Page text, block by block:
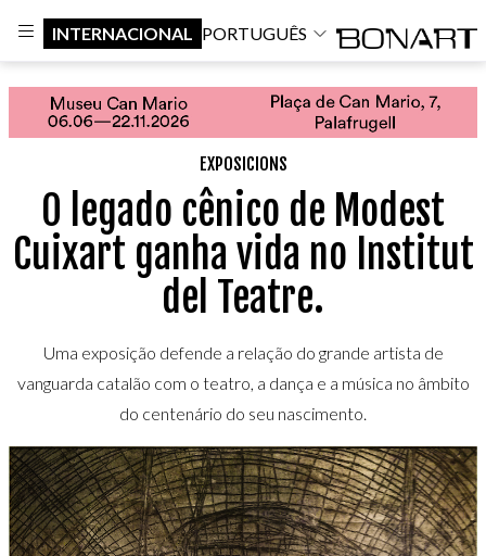
INTERNACIONAL PORTUGUÊS
EXPOSICIONS
O legado cênico de Modest
Cuixart ganha vida no Institut
del Teatre.
Uma exposição defende a relação do grande artista de
vanguarda catalão com o teatro, a dança e a música no âmbito
do centenário do seu nascimento.